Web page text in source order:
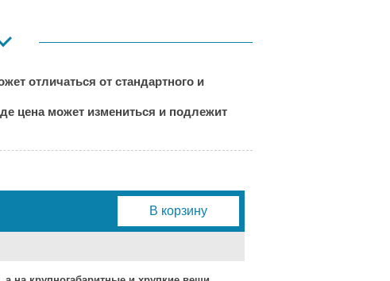
отличаться от стандартного и
цена может измениться и подлежит
В корзину